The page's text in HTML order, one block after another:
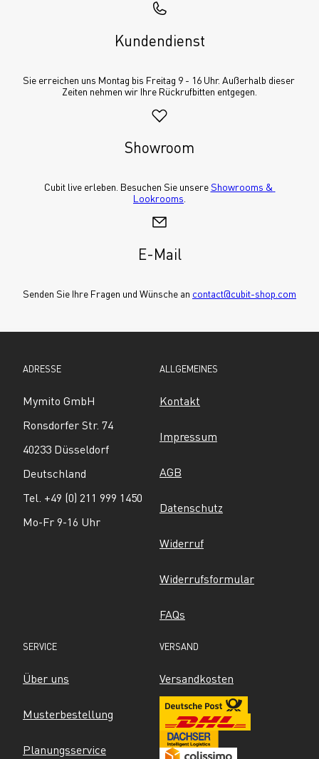
Kundendienst
Sie erreichen uns Montag bis Freitag 9 - 16 Uhr. Außerhalb dieser
Zeiten nehmen wir Ihre Rückrufbitten entgegen.
Showroom
Cubit live erleben. Besuchen Sie unsere Showrooms &
Lookrooms
E-Mail
Senden Sie Ihre Fragen und Wünsche an contact@cubit-shop.com
ADRESSE
Mymito GmbH
Ronsdorfer Str. 74
40233 Düsseldorf
Deutschland
Tel. +49 (0) 211 999 1450
Mo-Fr 9-16 Uhr
ALLGEMEINES
Kontakt
Impressum
AGB
Datenschutz
Widerruf
Widerrufsformular
FAQs
SERVICE
Über uns
Musterbestellung
Planungsservice
VERSAND
Versandkosten